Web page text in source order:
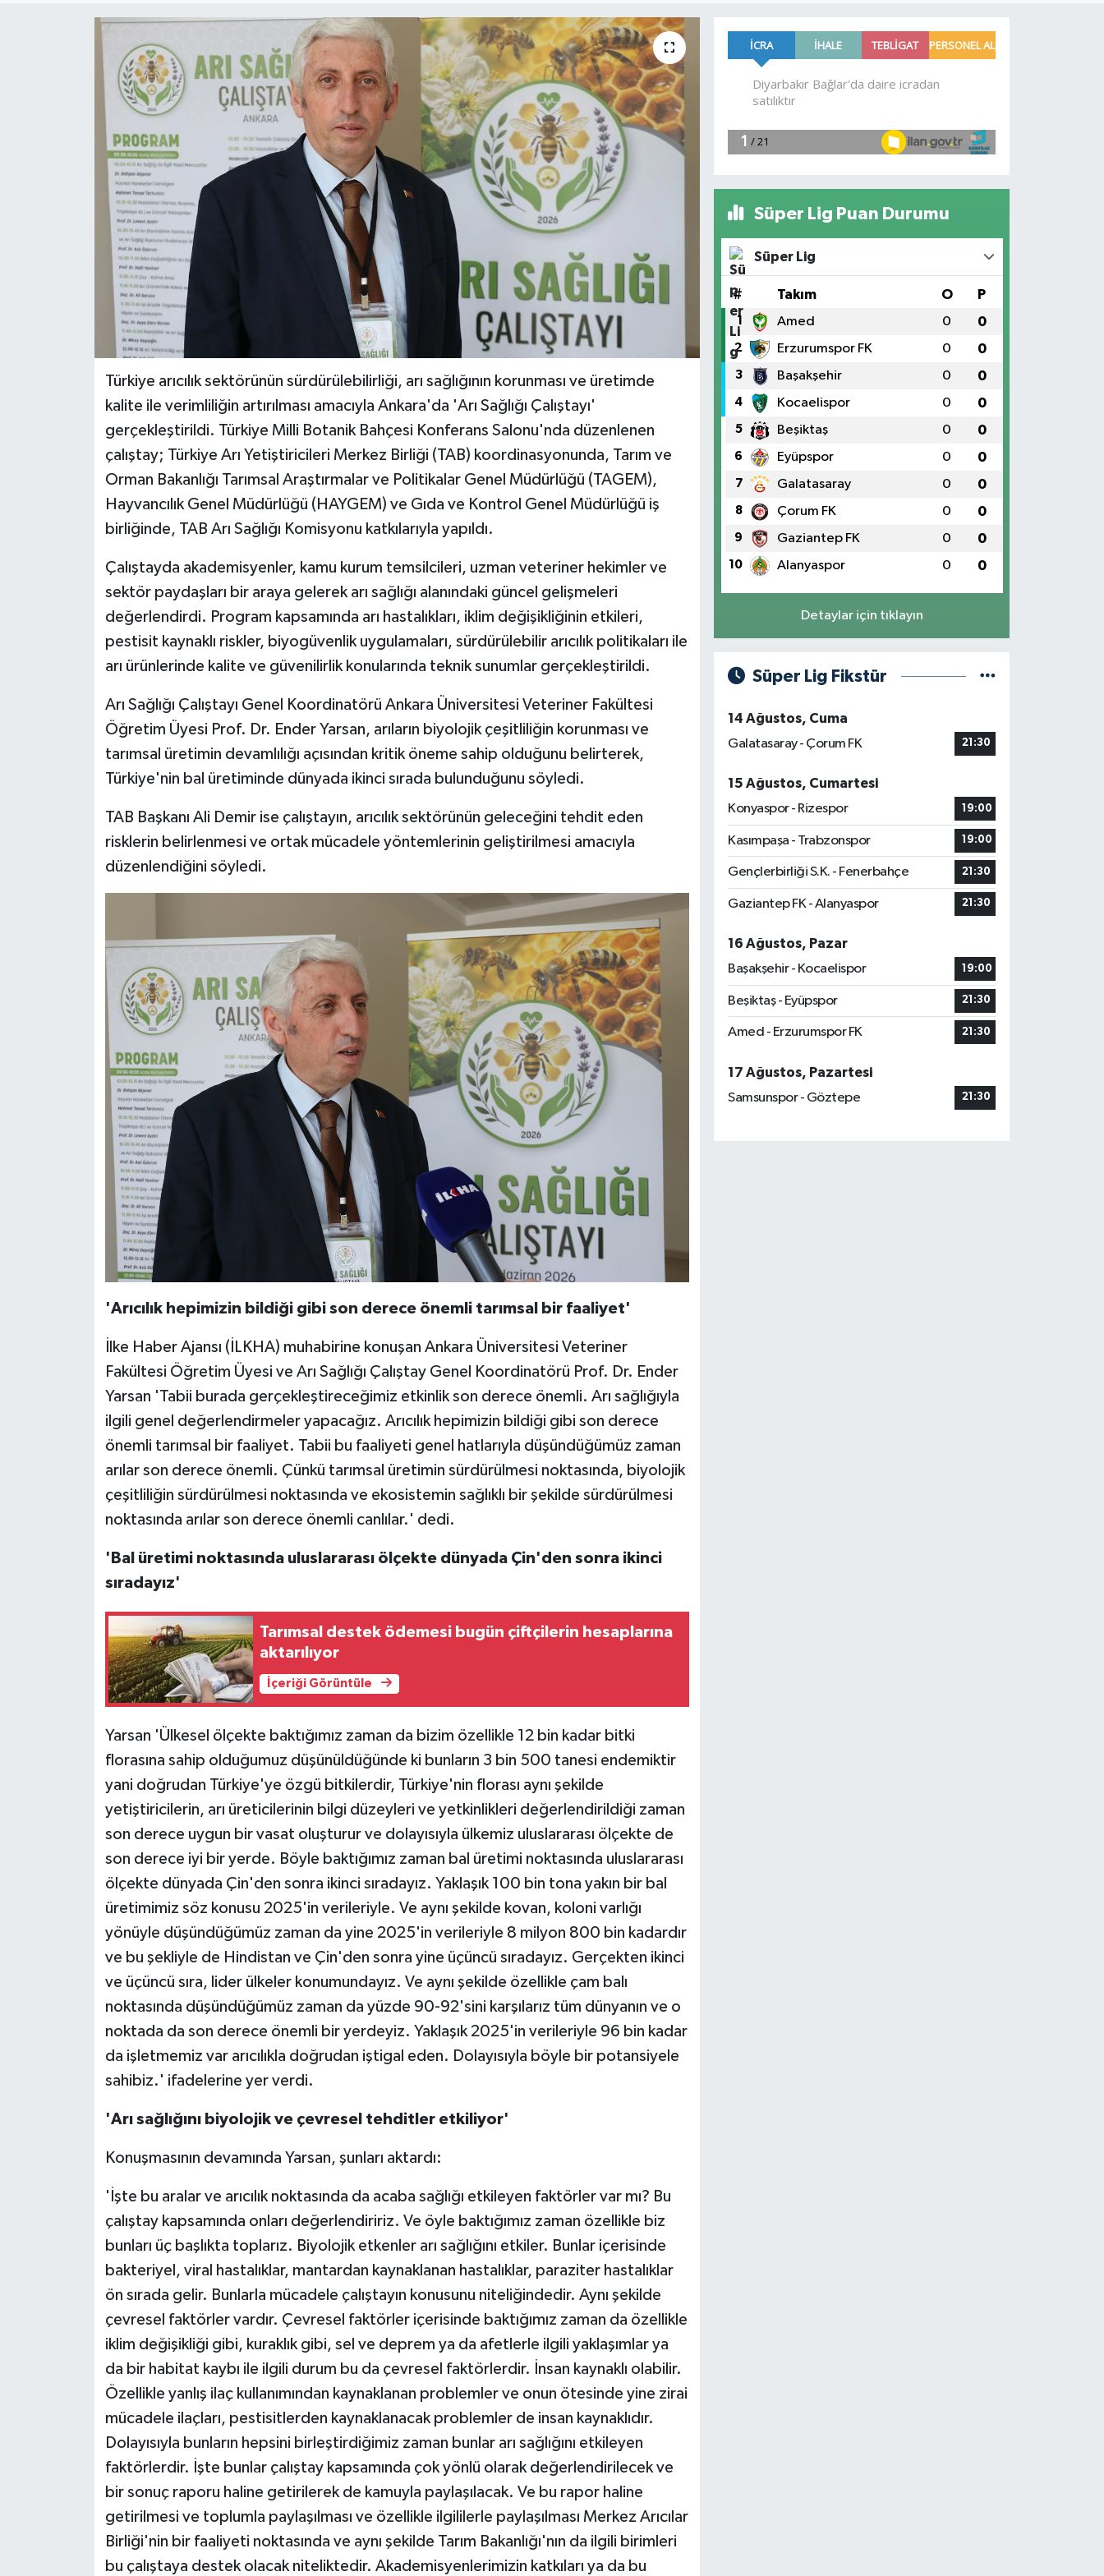
Türkiye arıcılık sektörünün sürdürülebilirliği, arı sağlığının korunması ve üretimde
kalite ile verimliliğin artırılması amacıyla Ankara'da 'Arı Sağlığı Çalıştayı'
gerçekleştirildi. Türkiye Milli Botanik Bahçesi Konferans Salonu'nda düzenlenen
çalıştay; Türkiye Arı Yetiştiricileri Merkez Birliği (TAB) koordinasyonunda, Tarım ve
Orman Bakanlığı Tarımsal Araştırmalar ve Politikalar Genel Müdürlüğü (TAGEM),
Hayvancılık Genel Müdürlüğü (HAYGEM) ve Gıda ve Kontrol Genel Müdürlüğü iş
birliğinde, TAB Arı Sağlığı Komisyonu katkılarıyla yapıldı.
Çalıştayda akademisyenler, kamu kurum temsilcileri, uzman veteriner hekimler ve
sektör paydaşları bir araya gelerek arı sağlığı alanındaki güncel gelişmeleri
değerlendirdi. Program kapsamında arı hastalıkları, iklim değişikliğinin etkileri,
pestisit kaynaklı riskler, biyogüvenlik uygulamaları, sürdürülebilir arıcılık politikaları ile
arı ürünlerinde kalite ve güvenilirlik konularında teknik sunumlar gerçekleştirildi.
Arı Sağlığı Çalıştayı Genel Koordinatörü Ankara Üniversitesi Veteriner Fakültesi
Öğretim Üyesi Prof. Dr. Ender Yarsan, arıların biyolojik çeşitliliğin korunması ve
tarımsal üretimin devamlılığı açısından kritik öneme sahip olduğunu belirterek,
Türkiye'nin bal üretiminde dünyada ikinci sırada bulunduğunu söyledi.
TAB Başkanı Ali Demir ise çalıştayın, arıcılık sektörünün geleceğini tehdit eden
risklerin belirlenmesi ve ortak mücadele yöntemlerinin geliştirilmesi amacıyla
düzenlendiğini söyledi.
'Arıcılık hepimizin bildiği gibi son derece önemli tarımsal bir faaliyet'
İlke Haber Ajansı (İLKHA) muhabirine konuşan Ankara Üniversitesi Veteriner
Fakültesi Öğretim Üyesi ve Arı Sağlığı Çalıştay Genel Koordinatörü Prof. Dr. Ender
Yarsan 'Tabii burada gerçekleştireceğimiz etkinlik son derece önemli. Arı sağlığıyla
ilgili genel değerlendirmeler yapacağız. Arıcılık hepimizin bildiği gibi son derece
önemli tarımsal bir faaliyet. Tabii bu faaliyeti genel hatlarıyla düşündüğümüz zaman
arılar son derece önemli. Çünkü tarımsal üretimin sürdürülmesi noktasında, biyolojik
çeşitliliğin sürdürülmesi noktasında ve ekosistemin sağlıklı bir şekilde sürdürülmesi
noktasında arılar son derece önemli canlılar.' dedi.
'Bal üretimi noktasında uluslararası ölçekte dünyada Çin'den sonra ikinci
sıradayız'
Tarımsal destek ödemesi bugün çiftçilerin hesaplarına
aktarılıyor
İçeriği Görüntüle
Yarsan 'Ülkesel ölçekte baktığımız zaman da bizim özellikle 12 bin kadar bitki
florasına sahip olduğumuz düşünüldüğünde ki bunların 3 bin 500 tanesi endemiktir
yani doğrudan Türkiye'ye özgü bitkilerdir, Türkiye'nin florası aynı şekilde
yetiştiricilerin, arı üreticilerinin bilgi düzeyleri ve yetkinlikleri değerlendirildiği zaman
son derece uygun bir vasat oluşturur ve dolayısıyla ülkemiz uluslararası ölçekte de
son derece iyi bir yerde. Böyle baktığımız zaman bal üretimi noktasında uluslararası
ölçekte dünyada Çin'den sonra ikinci sıradayız. Yaklaşık 100 bin tona yakın bir bal
üretimimiz söz konusu 2025'in verileriyle. Ve aynı şekilde kovan, koloni varlığı
yönüyle düşündüğümüz zaman da yine 2025'in verileriyle 8 milyon 800 bin kadardır
ve bu şekliyle de Hindistan ve Çin'den sonra yine üçüncü sıradayız. Gerçekten ikinci
ve üçüncü sıra, lider ülkeler konumundayız. Ve aynı şekilde özellikle çam balı
noktasında düşündüğümüz zaman da yüzde 90-92'sini karşılarız tüm dünyanın ve o
noktada da son derece önemli bir yerdeyiz. Yaklaşık 2025'in verileriyle 96 bin kadar
da işletmemiz var arıcılıkla doğrudan iştigal eden. Dolayısıyla böyle bir potansiyele
sahibiz.' ifadelerine yer verdi.
'Arı sağlığını biyolojik ve çevresel tehditler etkiliyor'
Konuşmasının devamında Yarsan, şunları aktardı:
'İşte bu aralar ve arıcılık noktasında da acaba sağlığı etkileyen faktörler var mı? Bu
çalıştay kapsamında onları değerlendiririz. Ve öyle baktığımız zaman özellikle biz
bunları üç başlıkta toplarız. Biyolojik etkenler arı sağlığını etkiler. Bunlar içerisinde
bakteriyel, viral hastalıklar, mantardan kaynaklanan hastalıklar, paraziter hastalıklar
ön sırada gelir. Bunlarla mücadele çalıştayın konusunu niteliğindedir. Aynı şekilde
çevresel faktörler vardır. Çevresel faktörler içerisinde baktığımız zaman da özellikle
iklim değişikliği gibi, kuraklık gibi, sel ve deprem ya da afetlerle ilgili yaklaşımlar ya
da bir habitat kaybı ile ilgili durum bu da çevresel faktörlerdir. İnsan kaynaklı olabilir.
Özellikle yanlış ilaç kullanımından kaynaklanan problemler ve onun ötesinde yine zirai
mücadele ilaçları, pestisitlerden kaynaklanacak problemler de insan kaynaklıdır.
Dolayısıyla bunların hepsini birleştirdiğimiz zaman bunlar arı sağlığını etkileyen
faktörlerdir. İşte bunlar çalıştay kapsamında çok yönlü olarak değerlendirilecek ve
bir sonuç raporu haline getirilerek de kamuyla paylaşılacak. Ve bu rapor haline
getirilmesi ve toplumla paylaşılması ve özellikle ilgililerle paylaşılması Merkez Arıcılar
Birliği'nin bir faaliyeti noktasında ve aynı şekilde Tarım Bakanlığı'nın da ilgili birimleri
bu çalıştaya destek olacak niteliktedir. Akademisyenlerimizin katkıları ya da bu
Süper Lig Puan Durumu
Süper Lig
# Takım O P
1 Amed 0 0
2 Erzurumspor FK 0 0
3 Başakşehir 0 0
4 Kocaelispor 0 0
5 Beşiktaş 0 0
6 Eyüpspor 0 0
7 Galatasaray 0 0
8 Çorum FK 0 0
9 Gaziantep FK 0 0
10 Alanyaspor 0 0
Detaylar için tıklayın
Süper Lig Fikstür
14 Ağustos, Cuma
Galatasaray - Çorum FK
21:30
15 Ağustos, Cumartesi
Konyaspor - Rizespor
19:00
Kasımpaşa - Trabzonspor 19:00
Gençlerbirliği S.K. - Fenerbahçe 21:30
Gaziantep FK - Alanyaspor 21:30
16 Ağustos, Pazar
Başakşehir - Kocaelispor
19:00
Beşiktaş - Eyüpspor 21:30
Amed - Erzurumspor FK 21:30
17 Ağustos, Pazartesi
Samsunspor - Göztepe
21:30
Bi̇li̇m & Teknoloji̇